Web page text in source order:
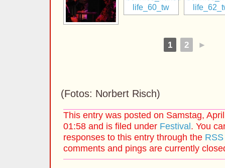
1 2 ►
(Fotos: Norbert Risch)
This entry was posted on Samstag,
01:58 and is filed under Festival . You
responses to this entry through the
comments and pings are currently